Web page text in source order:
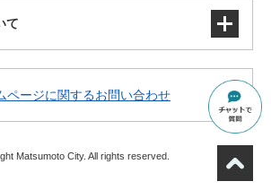
て
リンク
ページに関するお問い合わせ
Matsumoto City. All rights reserved.